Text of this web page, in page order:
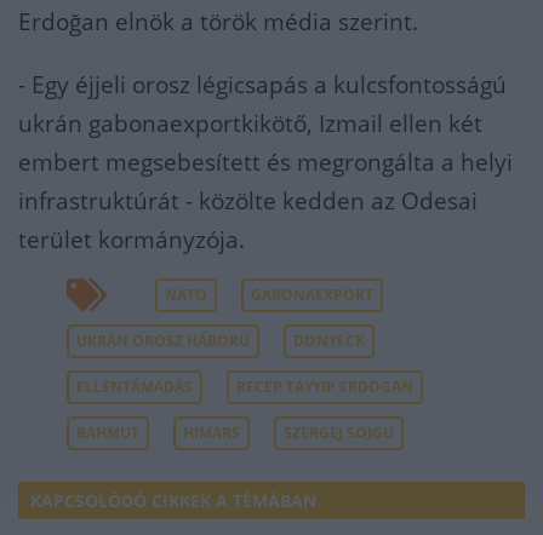
Erdoğan elnök a török média szerint.
- Egy éjjeli orosz légicsapás a kulcsfontosságú
ukrán gabonaexportkikötő, Izmail ellen két
embert megsebesített és megrongálta a helyi
infrastruktúrát - közölte kedden az Odesai
terület kormányzója.
NATO GABONAEXPORT
UKRÁN OROSZ HÁBORÚ DONYECK
ELLENTÁMADÁS RECEP TAYYIP ERDOGAN
BAHMUT HIMARS SZERGEJ SOJGU
KAPCSOLÓDÓ CIKKEK A TÉMÁBAN